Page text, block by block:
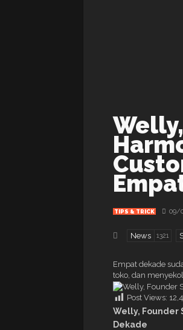
TIPS & TRICK 09/
News 1321
Empat dekade
toko, dan
Post Views:
Welly, Founder
Dekade